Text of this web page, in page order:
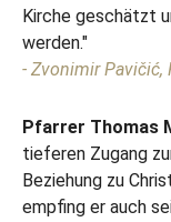
Kirche geschätzt
werden."
- Zvonimir Pavičić,
Pfarrer Thomas
tieferen Zugang
Beziehung zu
empfing er auch